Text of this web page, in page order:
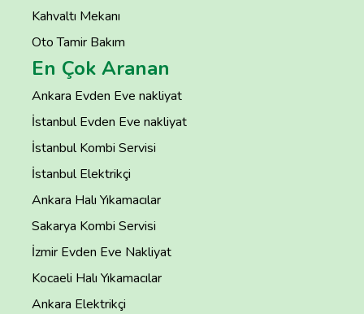
Kahvaltı Mekanı
Oto Tamir Bakım
En Çok Aranan
Ankara Evden Eve nakliyat
İstanbul Evden Eve nakliyat
İstanbul Kombi Servisi
İstanbul Elektrikçi
Ankara Halı Yıkamacılar
Sakarya Kombi Servisi
İzmir Evden Eve Nakliyat
Kocaeli Halı Yıkamacılar
Ankara Elektrikçi